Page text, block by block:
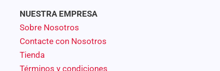
NUESTRA EMPRESA
Sobre Nosotros
Contacte con Nosotros
Tienda
Términos y condiciones